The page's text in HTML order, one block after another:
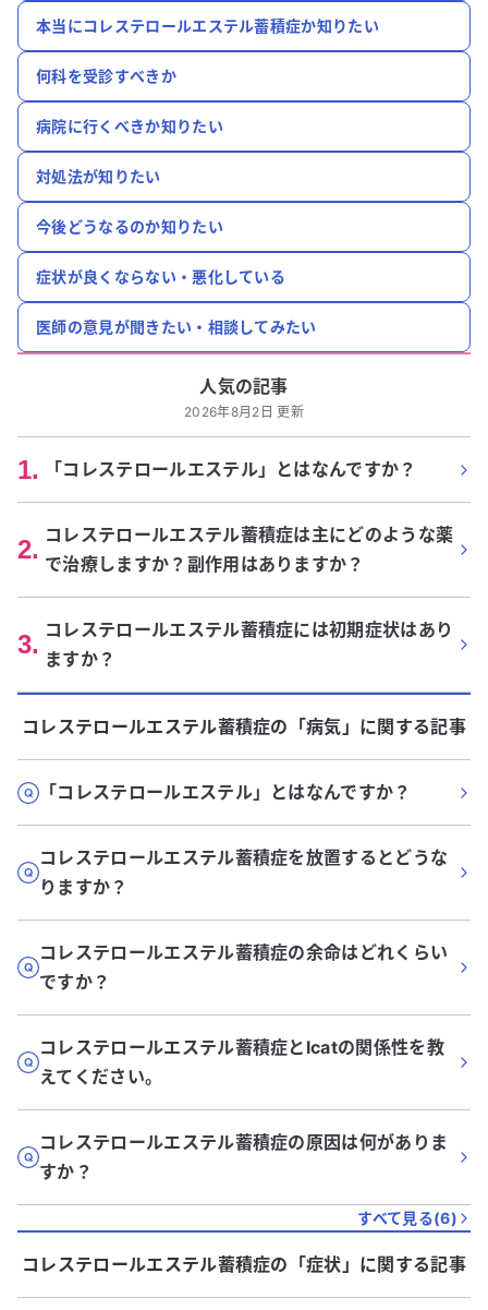
本当にコレステロールエステル蓄積症か知りたい
何科を受診すべきか
病院に行くべきか知りたい
対処法が知りたい
今後どうなるのか知りたい
症状が良くならない・悪化している
医師の意見が聞きたい・相談してみたい
人気の記事
2026年8月2日 更新
1. 「コレステロールエステル」とはなんですか？
2. コレステロールエステル蓄積症は主にどのような薬
で治療しますか？副作用はありますか？
3. コレステロールエステル蓄積症には初期症状はあり
ますか？
コレステロールエステル蓄積症の「病気 」に関する記事
「コレステロールエステル」とはなんですか？
コレステロールエステル蓄積症を放置するとどうな
りますか？
コレステロールエステル蓄積症の余命はどれくらい
ですか？
コレステロールエステル蓄積症とlcatの関係性を教
えてください。
コレステロールエステル蓄積症の原因は何がありま
すか？
すべて見る(6)
コレステロールエステル蓄積症の「症状 」に関する記事